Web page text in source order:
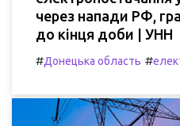
через напади РФ,
до кінця доби | УНН
#Донецька область #